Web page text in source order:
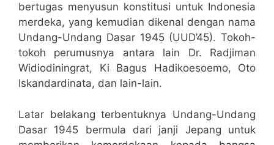
bertugas menyusun konstitusi untuk Indonesia
merdeka, yang kemudian dikenal dengan nama
Undang-Undang Dasar 1945 (UUD’45). Tokoh-
tokoh perumusnya antara lain Dr. Radjiman
Widiodiningrat, Ki Bagus Hadikoesoemo, Oto
Iskandardinata, dan lain-lain.
Latar belakang terbentuknya Undang-Undang
Dasar 1945 bermula dari janji Jepang untuk